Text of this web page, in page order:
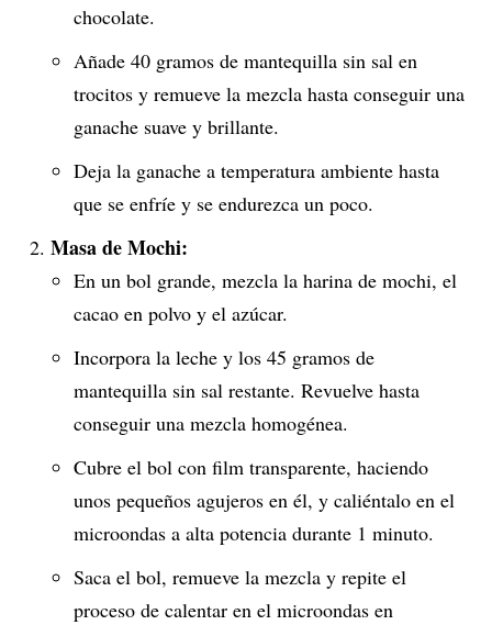
chocolate.
Añade 40 gramos de mantequilla sin sal en
trocitos y remueve la mezcla hasta conseguir una
ganache suave y brillante.
Deja la ganache a temperatura ambiente hasta
que se enfríe y se endurezca un poco.
Masa de Mochi:
En un bol grande, mezcla la harina de mochi, el
cacao en polvo y el azúcar.
Incorpora la leche y los 45 gramos de
mantequilla sin sal restante. Revuelve hasta
conseguir una mezcla homogénea.
Cubre el bol con film transparente, haciendo
unos pequeños agujeros en él, y caliéntalo en el
microondas a alta potencia durante 1 minuto.
Saca el bol, remueve la mezcla y repite el
proceso de calentar en el microondas en